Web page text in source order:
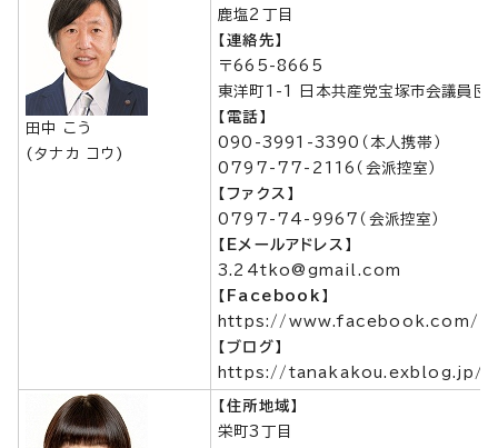
田中 こう
(タナカ コウ)
鹿塩2丁目
【連絡先】
〒665-8665
東洋町1-1 日本共産党宝塚市会議員団（
【電話】
090-3991-3390（本人携帯）
0797-77-2116（会派控室）
【ファクス】
0797-74-9967（会派控室）
【Eメールアドレス】
3.24tko@gmail.com
【Facebook】
https://www.facebook.com/
【ブログ】
https://tanakakou.exblog.jp/
【住所地域】
栄町3丁目